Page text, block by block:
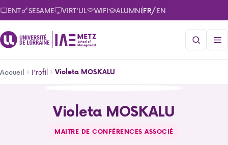
Aller
au
contenu
principal
ENT SESAME VIRT'UL WIFI ALUMNIFR/EN
d'Ariane
Accueil Profil Violeta MOSKALU
Violeta MOSKALU
MAITRE DE CONFÉRENCES ASSOCIÉ